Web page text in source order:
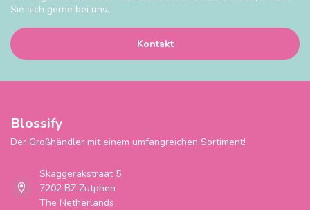
Sie sich gerne bei uns.
Kontakt
Blossify
Der Großhändler mit einem umfangreichen Sortiment!
Skaggerakstraat 5
7202 BZ Zutphen
The Netherlands